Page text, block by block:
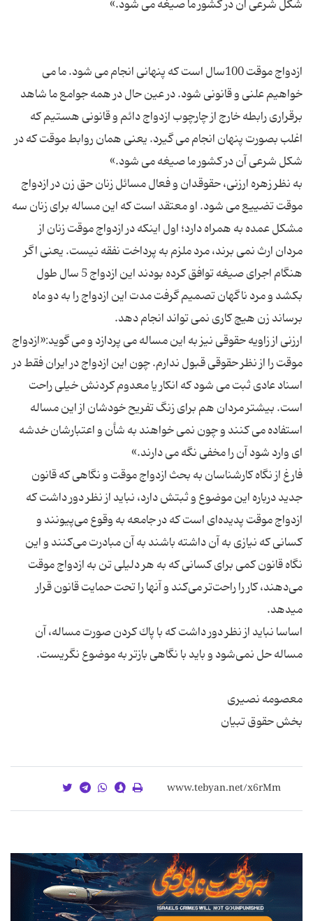
ازدواج موقت 100سال است که پنهانی انجام می شود. ما می
خواهیم علنی و قانونی شود. در عین حال در همه جوامع ما شاهد
برقراری رابطه خارج از چارچوب ازدواج دائم و قانونی هستیم که
اغلب بصورت پنهان انجام می گیرد. یعنی همان روابط موقت که در
به نظر زهره ارزنی، حقوقدان و فعال مسائل زنان حق زن در ازدواج
موقت تضییع می شود. او معتقد است که این مساله برای زنان سه
مشکل عمده به همراه دارد؛ اول اینکه در ازدواج موقت زنان از
مردان ارث نمی برند، مرد ملزم به پرداخت نفقه نیست. یعنی اگر
هنگام اجرای صیغه توافق کرده بودند این ازدواج 5 سال طول
بکشد و مرد ناگهان تصمیم گرفت مدت این ازدواج را به دو ماه
ارزنی از زاویه حقوقی نیز به این مساله می پردازد و می گوید:«ازدواج
موقت را از نظر حقوقی قبول ندارم. چون این ازدواج در ایران فقط در
اسناد عادی ثبت می شود که انکار یا معدوم کردنش خیلی راحت
است. بیشتر مردان هم برای زنگ تفریح خودشان از این مساله
استفاده می کنند و چون نمی خواهند به شأن و اعتبارشان خدشه
فارغ از نگاه كارشناسان به بحث ازدواج موقت و نگاهی كه قانون
جدید درباره این موضوع و ثبتش دارد، نباید از نظر دور داشت كه
ازدواج موقت پدیده‌ای است كه در جامعه به وقوع می‌پیونند و
كسانی كه نیازی به آن داشته باشند به آن مبادرت می‌كنند و این
نگاه قانون كمی برای كسانی كه به هر دلیلی تن به ازدواج موقت
می‌دهند، كار را راحت‌تر می‌كند و آنها را تحت حمایت قانون قرار
اساسا نباید از نظر دور داشت كه با پاك كردن صورت مساله، آن
بخش حقوق تبیان